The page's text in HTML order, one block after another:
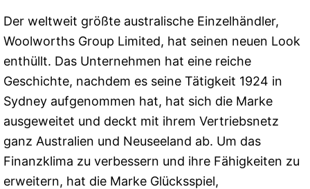
Der weltweit größte australische Einzelhändler,
Woolworths Group Limited, hat seinen neuen Look
enthüllt. Das Unternehmen hat eine reiche
Geschichte, nachdem es seine Tätigkeit 1924 in
Sydney aufgenommen hat, hat sich die Marke
ausgeweitet und deckt mit ihrem Vertriebsnetz
ganz Australien und Neuseeland ab. Um das
Finanzklima zu verbessern und ihre Fähigkeiten zu
erweitern, hat die Marke Glücksspiel,